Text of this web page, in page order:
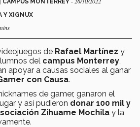
Y XIGNUX
de Rafael Martínez y
del campus Monterrey
apoyar a causas sociales al ganar
con Causa.
nicknames de gamer, ganaron el
y así pudieron donar 100 mil y
Zihuame Mochila y la